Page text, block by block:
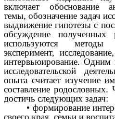
включает обоснование
темы, обозначение задач
выдвижение гипотезы с
обсуждение полученных
используются методы
эксперимент,
интервьюирование. Одним
исследовательской
опыта считает изучение
составление
достичь следующих задач:
• формирование
своего края, семьи и